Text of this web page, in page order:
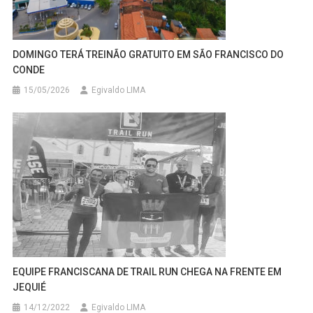
DOMINGO TERÁ TREINÃO GRATUITO EM SÃO FRANCISCO DO
CONDE
15/05/2026 Egivaldo LIMA
EQUIPE FRANCISCANA DE TRAIL RUN CHEGA NA FRENTE EM
JEQUIÉ
14/12/2022 Egivaldo LIMA